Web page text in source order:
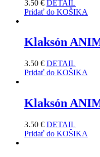
3.50 € DETAIL
Pridať do KOŠIKA
Klaksón
3.50 € DETAIL
Pridať do KOŠIKA
Klaksón
3.50 € DETAIL
Pridať do KOŠIKA